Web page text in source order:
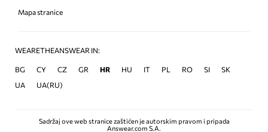
Mapa stranice
WEARETHEANSWEAR IN:
BG CY CZ GR HR HU IT PL RO SI
SK
UA
UA(RU)
Sadržaj ove web stranice zaštićen je autorskim pravom i pripada
Answear.com S.A.